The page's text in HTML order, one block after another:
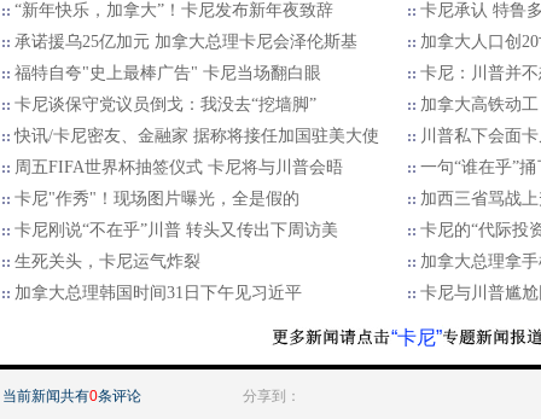
“新年快乐，加拿大”！卡尼发布新年夜致辞
卡尼承认 特鲁
承诺援乌25亿加元 加拿大总理卡尼会泽伦斯基
加拿大人口创
福特自夸"史上最棒广告" 卡尼当场翻白眼
卡尼：川普并
卡尼谈保守党议员倒戈：我没去“挖墙脚”
加拿大高铁动工
快讯/卡尼密友、金融家 据称将接任加国驻美大使
川普私下会面
周五FIFA世界杯抽签仪式 卡尼将与川普会晤
一句“谁在乎”
卡尼"作秀"！现场图片曝光，全是假的
加西三省骂战
卡尼刚说“不在乎”川普 转头又传出下周访美
卡尼的“代际投
生死关头，卡尼运气炸裂
加拿大总理拿
加拿大总理韩国时间31日下午见习近平
卡尼与川普尴
“卡尼”
当前新闻共有0条评论 分享到：